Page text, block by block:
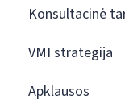
Konsultacinė
VMI strategija
Apklausos